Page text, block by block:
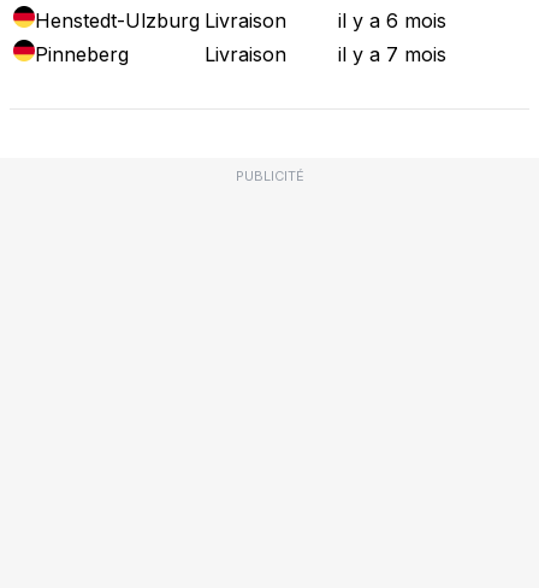
Henstedt-Ulzburg Livraison
il y a 6 mois
Pinneberg
Livraison il y a 7 mois
PUBLICITÉ